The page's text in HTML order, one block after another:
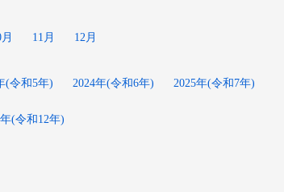
11月 12月
(令和5年) 2024年(令和6年) 2025年(令和7年)
(令和12年)